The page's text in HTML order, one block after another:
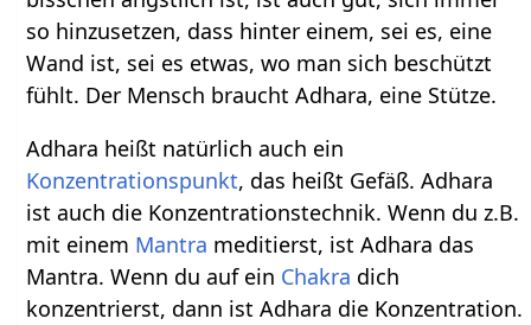
so hinzusetzen, dass hinter einem, sei es, eine
Wand ist, sei es etwas, wo man sich beschützt
fühlt. Der Mensch braucht Adhara, eine Stütze.
Adhara heißt natürlich auch ein
Konzentrationspunkt, das heißt Gefäß. Adhara
ist auch die Konzentrationstechnik. Wenn du z.B.
mit einem Mantra meditierst, ist Adhara das
Mantra. Wenn du auf ein Chakra dich
konzentrierst, dann ist Adhara die Konzentration.